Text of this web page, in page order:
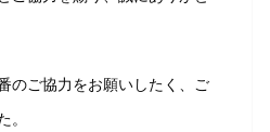
のご協力をお願いしたく、ご
。